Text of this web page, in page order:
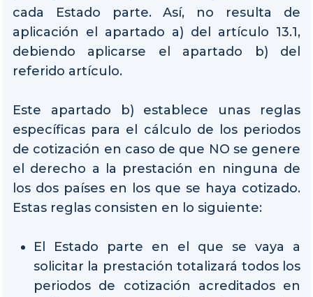
cada Estado parte. Así, no resulta de
aplicación el apartado a) del artículo 13.1,
debiendo aplicarse el apartado b) del
referido artículo.
Este apartado b) establece unas reglas
específicas para el cálculo de los periodos
de cotización en caso de que NO se genere
el derecho a la prestación en ninguna de
los dos países en los que se haya cotizado.
Estas reglas consisten en lo siguiente:
El Estado parte en el que se vaya a
solicitar la prestación totalizará todos los
periodos de cotización acreditados en